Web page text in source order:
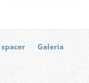
Galeria